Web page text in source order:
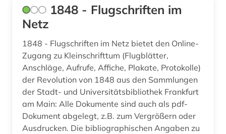
autografen (1)
außenhandel (3)
außenministerium (3)
außenpolitik (16)
1848 - Flugschriften im
Netz
1848 - Flugschriften im Netz bietet den Online-
Zugang zu Kleinschrifttum (Flugblätter,
Anschläge, Aufrufe, Affiche, Plakate, Protokolle)
der Revolution von 1848 aus den Sammlungen
der Stadt- und Universitätsbibliothek Frankfurt
am Main: Alle Dokumente sind auch als pdf-
Dokument abgelegt, z.B. zum Vergrößern oder
Ausdrucken. Die bibliographischen Angaben zu